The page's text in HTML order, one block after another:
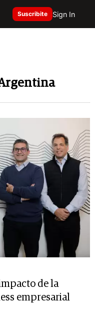
Suscribite Sign In
de la
empresarial